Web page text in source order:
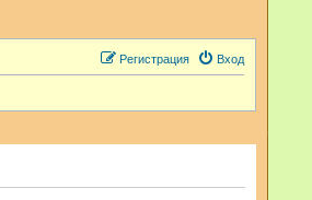
Вход
Регистрация